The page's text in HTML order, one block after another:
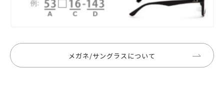
メガネ/サングラスについて